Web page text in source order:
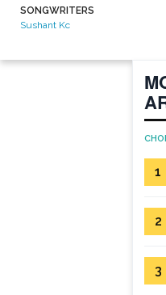
SONGWRITERS
Sushant Kc
1
2
3